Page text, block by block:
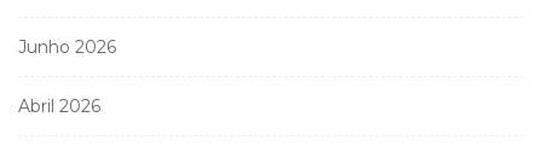
Junho 2026
Abril 2026